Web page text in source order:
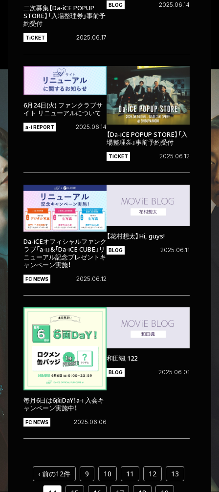
二次募集【Da-iCE POPUP
STORE】「入場整理券」事前予
約受付
TiCKET 2025.06.17
BLOG 2025.06.14
6月24日(火) ファンクラブサ
イト リニューアルについて
a-i REPORT 2025.06.14
【Da-iCE POPUP STORE】「入
場整理券」事前予約受付
TiCKET 2025.06.12
Da-iCEオフィシャルファンク
ラブ「a-i」&「Da-iCE CUBE」リ
ニューアル記念プレゼントキ
ャンペーン実施！
FC NEWS 2025.06.12
【花村想太】Hi, guys!
BLOG 2025.06.11
毎月6日は6面DaY！a-i 入会キ
ャンペーン実施中！
FC NEWS 2025.06.06
和田颯 122
BLOG 2025.06.01
‹ 前の12件 9 10 11 12 13